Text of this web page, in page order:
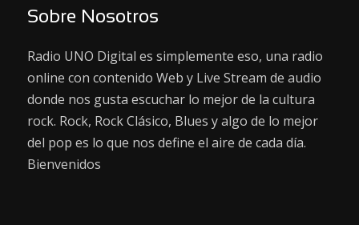
Sobre Nosotros
Radio UNO Digital es simplemente eso, una radio
online con contenido Web y Live Stream de audio
donde nos gusta escuchar lo mejor de la cultura
rock. Rock, Rock Clásico, Blues y algo de lo mejor
del pop es lo que nos define el aire de cada día.
Bienvenidos